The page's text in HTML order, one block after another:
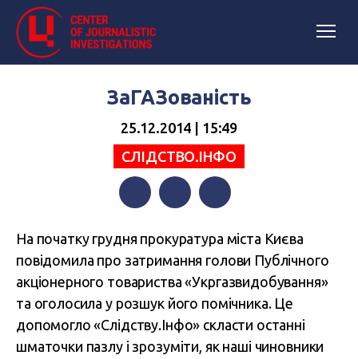
ЗаГАЗованість
25.12.2014 | 15:49
СЛІДСТВО.ІНФО
На початку грудня прокуратура міста Києва
повідомила про затримання голови Публічного
акціонерного товариства «Укргазвидобування»
та оголосила у розшук його помічника. Це
допомогло «Слідству.Інфо» скласти останні
шматочки пазлу і зрозуміти, як наші чиновники